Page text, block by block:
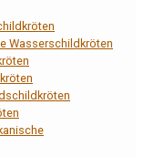
Wasserschildkröten